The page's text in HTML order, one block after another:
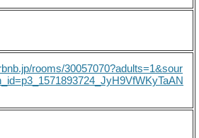
rooms/30057070?adults=1&sour